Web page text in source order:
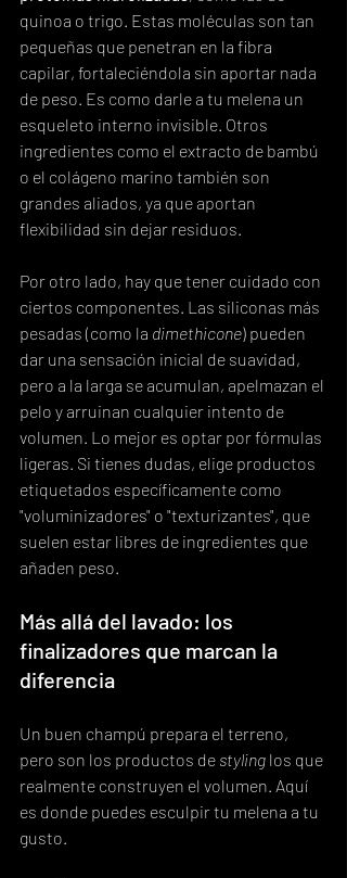
quinoa o trigo. Estas moléculas son tan
pequeñas que penetran en la fibra
capilar, fortaleciéndola sin aportar nada
de peso. Es como darle a tu melena un
esqueleto interno invisible. Otros
ingredientes como el extracto de bambú
o el colágeno marino también son
grandes aliados, ya que aportan
flexibilidad sin dejar residuos.
Por otro lado, hay que tener cuidado con
ciertos componentes. Las siliconas más
pesadas (como la dimethicone) pueden
dar una sensación inicial de suavidad,
pero a la larga se acumulan, apelmazan el
pelo y arruinan cualquier intento de
volumen. Lo mejor es optar por fórmulas
ligeras. Si tienes dudas, elige productos
etiquetados específicamente como
"voluminizadores" o "texturizantes", que
suelen estar libres de ingredientes que
añaden peso.
Más allá del lavado: los
finalizadores que marcan la
diferencia
Un buen champú prepara el terreno,
pero son los productos de styling los que
realmente construyen el volumen. Aquí
es donde puedes esculpir tu melena a tu
gusto.